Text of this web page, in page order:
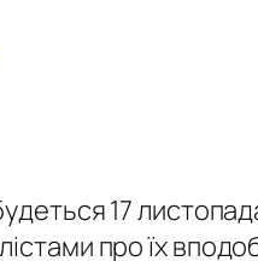
17
про їх